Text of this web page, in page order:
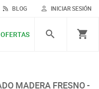
INICIAR SESIÓN
BLOG
OFERTAS